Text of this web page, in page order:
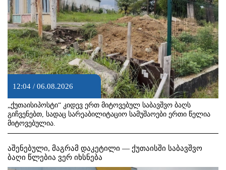
12:04 / 06.08.2026
„ქუთაისიპოსტი“ კიდევ ერთ მიტოვებულ საბავშვო ბაღს
გიჩვენებთ, სადაც სარეაბილიტაციო სამუშაოები ერთი წელია
მიტოვებულია.
აშენებული, მაგრამ დაკეტილი — ქუთაისში საბავშვო
ბაღი წლებია ვერ იხსნება